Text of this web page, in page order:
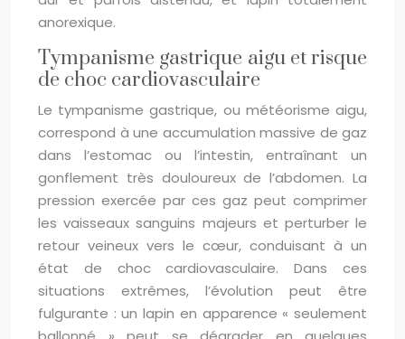
anorexique.
Tympanisme gastrique aigu et risque
de choc cardiovasculaire
Le tympanisme gastrique, ou météorisme aigu,
correspond à une accumulation massive de gaz
dans l’estomac ou l’intestin, entraînant un
gonflement très douloureux de l’abdomen. La
pression exercée par ces gaz peut comprimer
les vaisseaux sanguins majeurs et perturber le
retour veineux vers le cœur, conduisant à un
état de choc cardiovasculaire. Dans ces
situations extrêmes, l’évolution peut être
fulgurante : un lapin en apparence « seulement